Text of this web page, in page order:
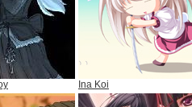
Ina Koi